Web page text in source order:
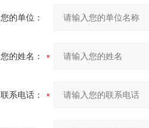
您的单位：
您的姓名：
联系电话：